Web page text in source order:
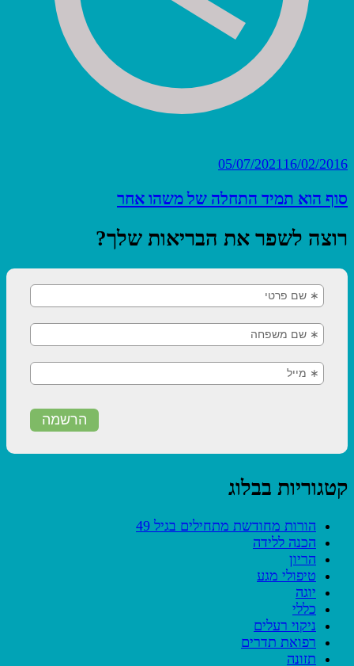
05/07/2021 16/02/2016
סוף הוא תמיד התחלה של משהו אחר
רוצה לשפר את הבריאות שלך?
קטגוריות בבלוג
הורות מחודשת מתחילים בגיל 49
הכנה ללידה
הריון
טיפולי מגע
יוגה
כללי
ניקוי רעלים
רפואת תדרים
תזונה